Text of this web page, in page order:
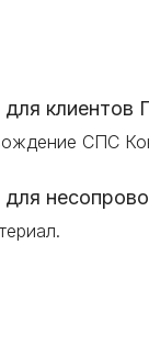
клиентов
СПС